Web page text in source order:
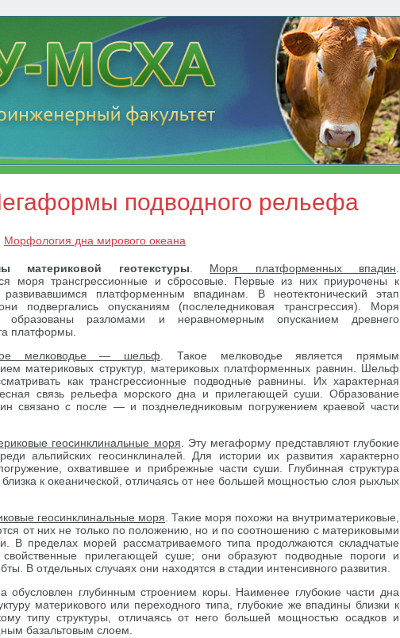
подводного рельефа
Морфология дна мирового океана
материковой геотекстуры Моря платформенных впадин
моря трансгрессионные и сбросовые. Первые из них приурочены к
развивавшимся платформенным впадинам. В неотектонический этап
подвергались опусканиям (послеледниковая трансгрессия). Моря
образованы разломами и неравномерным опусканием древнего
платформы.
мелководье — шельф . Такое мелководье является прямым
материковых структур, материковых платформенных равнин. Шельф
как трансгрессионные подводные равнины. Их характерная
связь рельефа морского дна и прилегающей суши. Образование
связано с после — и позднеледниковым погружением краевой части
геосинклинальные моря . Эту мегаформу представляют глубокие
альпийских геосинклиналей. Для истории их развития характерно
охватившее и прибрежные части суши. Глубинная структура
близка к океанической, отличаясь от нее большей мощностью слоя рыхлых
геосинклинальные моря . Такие моря похожи на внутриматериковые,
от них не только по положению, но и по соотношению с материковыми
В пределах морей рассматриваемого типа продолжаются складчатые
свойственные прилегающей суше; они образуют подводные пороги и
В отдельных случаях они находятся в стадии интенсивного развития.
обусловлен глубинным строением коры. Наименее глубокие части дна
материкового или переходного типа, глубокие же впадины близки к
типу структуры, отличаясь от него большей мощностью осадков и
базальтовым слоем.